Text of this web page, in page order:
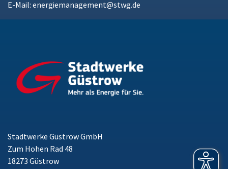
E-Mail: energiemanagement@stwg.de
Stadtwerke Güstrow GmbH
Zum Hohen Rad 48
18273 Güstrow